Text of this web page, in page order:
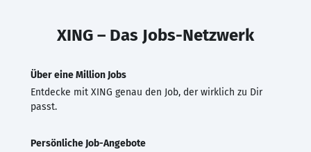
XING – Das Jobs-Netzwerk
Über eine Million Jobs
Entdecke mit XING genau den Job, der wirklich zu Dir
passt.
Persönliche Job-Angebote